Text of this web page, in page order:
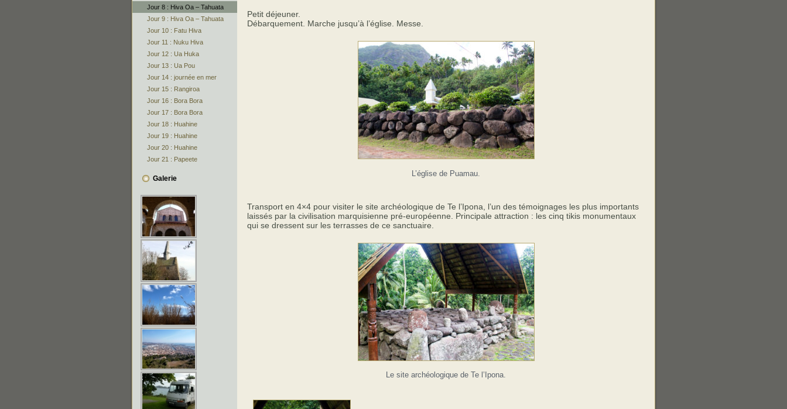
Jour 8 : Hiva Oa – Tahuata
Jour 9 : Hiva Oa – Tahuata
Jour 10 : Fatu Hiva
Jour 11 : Nuku Hiva
Jour 12 : Ua Huka
Jour 13 : Ua Pou
Jour 14 : journée en mer
Jour 15 : Rangiroa
Jour 16 : Bora Bora
Jour 17 : Bora Bora
Jour 18 : Huahine
Jour 19 : Huahine
Jour 20 : Huahine
Jour 21 : Papeete
Galerie
Petit déjeuner.
Débarquement. Marche jusqu’à l’église. Messe.
L’église de Puamau.
Transport en 4×4 pour visiter le site archéologique de Te l’Ipona, l’un des témoignages les plus importants
laissés par la civilisation marquisienne pré-européenne. Principale attraction : les cinq tikis monumentaux
qui se dressent sur les terrasses de ce sanctuaire.
Le site archéologique de Te l’Ipona.